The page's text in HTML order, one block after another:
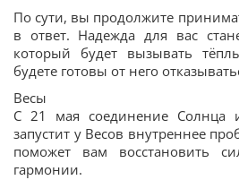
По сути, вы продолжите
в ответ. Надежда для вас
который будет вызывать
будете готовы от него
Весы
С 21 мая соединение Солнца
запустит у Весов внутреннее
поможет вам восстановить
гармонии.